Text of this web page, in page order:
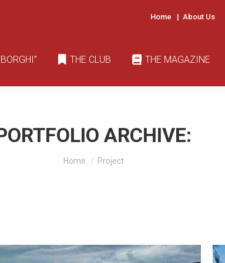
Home | About Us
THE CLUB THE MAGAZINE
ARCHIVE:
You are here:
Home Project
THE MAGAZINE